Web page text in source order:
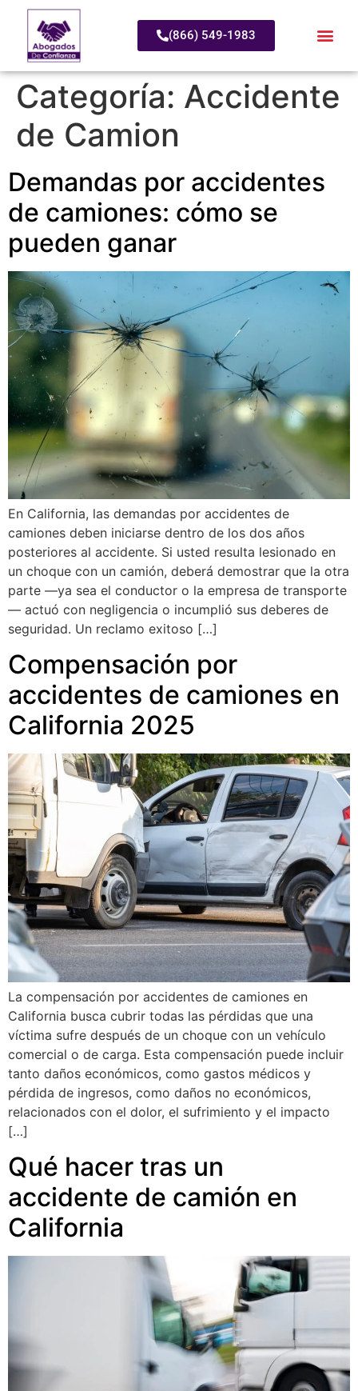
(866) 549-1983
Categoría: Accidente
de Camion
Demandas por accidentes
de camiones: cómo se
pueden ganar
En California, las demandas por accidentes de
camiones deben iniciarse dentro de los dos años
posteriores al accidente. Si usted resulta lesionado en
un choque con un camión, deberá demostrar que la otra
parte —ya sea el conductor o la empresa de transporte
— actuó con negligencia o incumplió sus deberes de
seguridad. Un reclamo exitoso […]
Compensación por
accidentes de camiones en
California 2025
La compensación por accidentes de camiones en
California busca cubrir todas las pérdidas que una
víctima sufre después de un choque con un vehículo
comercial o de carga. Esta compensación puede incluir
tanto daños económicos, como gastos médicos y
pérdida de ingresos, como daños no económicos,
relacionados con el dolor, el sufrimiento y el impacto
[…]
Qué hacer tras un
accidente de camión en
California